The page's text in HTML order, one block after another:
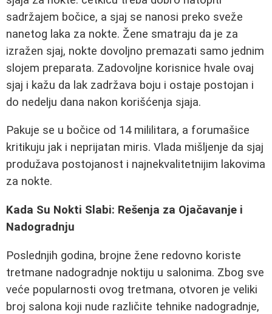
sadržajem bočice, a sjaj se nanosi preko sveže
nanetog laka za nokte. Žene smatraju da je za
izražen sjaj, nokte dovoljno premazati samo jednim
slojem preparata. Zadovoljne korisnice hvale ovaj
sjaj i kažu da lak zadržava boju i ostaje postojan i
do nedelju dana nakon korišćenja sjaja.
Pakuje se u bočice od 14 mililitara, a forumašice
kritikuju jak i neprijatan miris. Vlada mišljenje da sjaj
produžava postojanost i najnekvalitetnijim lakovima
za nokte.
Kada Su Nokti Slabi: Rešenja za Ojačavanje i
Nadogradnju
Poslednjih godina, brojne žene redovno koriste
tretmane nadogradnje noktiju u salonima. Zbog sve
veće popularnosti ovog tretmana, otvoren je veliki
broj salona koji nude različite tehnike nadogradnje,